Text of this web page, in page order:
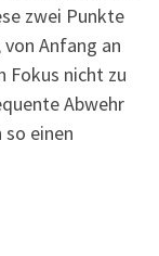
zwei Punkte
Anfang an
Fokus nicht zu
Abwehr
einen